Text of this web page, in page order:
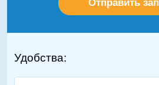
Удобства: